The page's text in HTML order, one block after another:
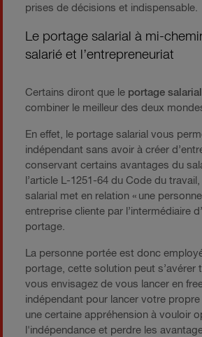
prises de décisions et indispensable.
Le portage salarial à mi-
salarié et l’entrepreneuriat
Certains diront que le portage salarial
combiner le meilleur des deux
En effet, le portage salarial vous
indépendant sans avoir à créer
conservant certains avantages du
l’article L-1251-64 du Code du
salarial met en relation « une
entreprise cliente par l’intermédiaire
portage.
La personne portée est donc
portage, cette solution peut s’avérer
vous envisagez de vous lancer en
indépendant pour lancer votre
une certaine appréhension à vouloir
l'indépendance et perdre les